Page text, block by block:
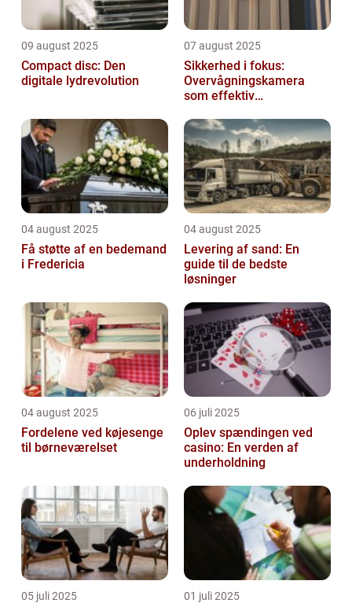
09 august 2025
Compact disc: Den
digitale lydrevolution
07 august 2025
Sikkerhed i fokus:
Overvågningskamera
som effektiv
04 august 2025
Få støtte af en bedemand
i Fredericia
04 august 2025
Levering af sand: En
guide til de bedste
løsninger
04 august 2025
Fordelene ved køjesenge
til børneværelset
06 juli 2025
Oplev spændingen ved
casino: En verden af
underholdning
05 juli 2025 01 juli 2025